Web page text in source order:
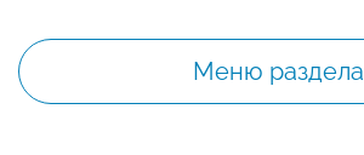
Меню раздела